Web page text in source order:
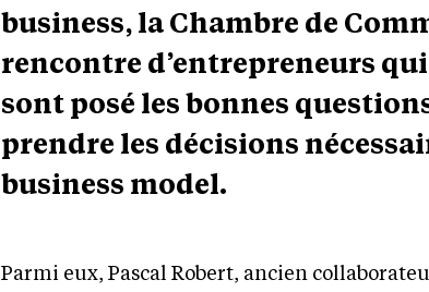
business, la Chambre de
rencontre d’entrepreneurs qui
sont posé les bonnes
prendre les décisions
business model.
Parmi eux, Pascal Robert, ancien